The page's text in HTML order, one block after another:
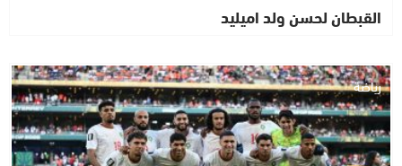
القبطان لحسن ولد اميليد
رياضة